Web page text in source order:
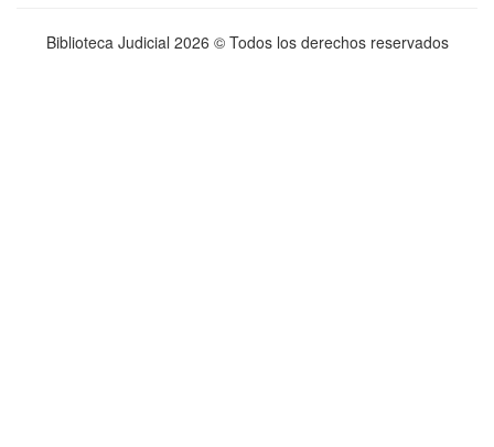
Biblioteca Judicial 2026 © Todos los derechos reservados